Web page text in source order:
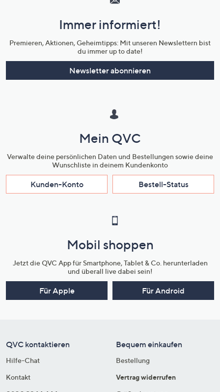
Unternehmensinformationen
Immer informiert!
Premieren, Aktionen, Geheimtipps: Mit unseren Newslettern bist
du immer up to date!
Newsletter abonnieren
Mein QVC
Verwalte deine persönlichen Daten und Bestellungen sowie deine
Wunschliste in deinem Kundenkonto
Kunden-Konto Bestell-Status
Mobil shoppen
Jetzt die QVC App für Smartphone, Tablet & Co. herunterladen
und überall live dabei sein!
Für Apple Für Android
QVC kontaktieren
Hilfe-Chat
Kontakt
Bequem einkaufen
Bestellung
Vertrag widerrufen